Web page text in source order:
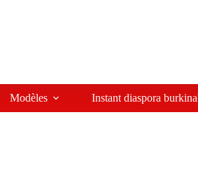
Modèles Instant diaspora